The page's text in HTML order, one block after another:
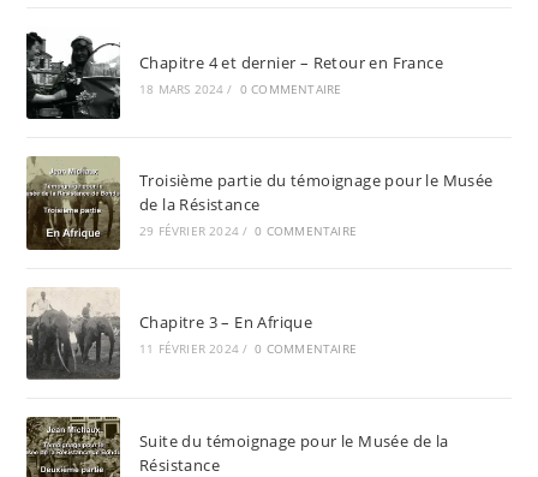
Chapitre 4 et dernier – Retour en France
18 MARS 2024 / 0 COMMENTAIRE
Troisième partie du témoignage pour le Musée
de la Résistance
29 FÉVRIER 2024 / 0 COMMENTAIRE
Chapitre 3 – En Afrique
11 FÉVRIER 2024 / 0 COMMENTAIRE
Suite du témoignage pour le Musée de la
Résistance